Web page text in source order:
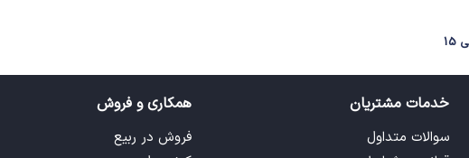
خدمات مشتریان
سوالات متداول
همکاری و فروش
فروش در ربیع